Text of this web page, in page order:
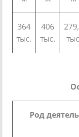
364
тыс.
406
тыс.
Род